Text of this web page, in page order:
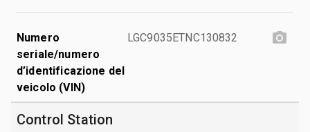
Numero
seriale/numero
d’identificazione del
veicolo (VIN)
LGC9035ETNC130832
Control Station